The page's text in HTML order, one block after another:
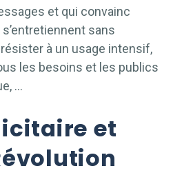
et qui convainc
sans
à un usage intensif,
les besoins et les publics
…
et